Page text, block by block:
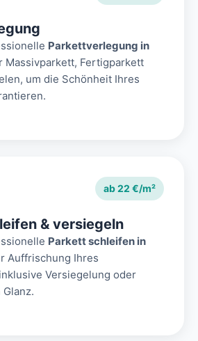
Parkettverlegung in
Massivparkett, Fertigparkett
um die Schönheit Ihres
ab 22 €/m²
& versiegeln
Parkett schleifen in
Auffrischung Ihres
Versiegelung oder